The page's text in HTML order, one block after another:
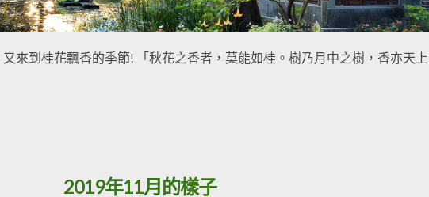
又來到桂花飄香的季節! 「秋花之香者，莫能如桂。樹乃月中之樹，香亦天
2019年11月的樣子